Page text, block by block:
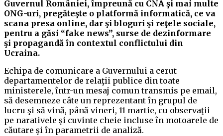
Guvernul României, împreună cu CNA şi mai multe
ONG-uri, pregăteşte o platformă informatică, ce va
scana presa online, dar şi bloguri şi reţele sociale,
pentru a găsi “fake news”, surse de dezinformare
şi propagandă în contextul conflictului din
Ucraina.
Echipa de comunicare a Guvernului a cerut
departamentelor de relaţii publice din toate
ministerele, într-un mesaj comun transmis pe email,
să desemneze câte un reprezentant în grupul de
lucru şi să vină, până vineri, 11 martie, cu observaţii
pe narativele şi cuvinte cheie incluse în motoarele de
căutare şi în parametrii de analiză.